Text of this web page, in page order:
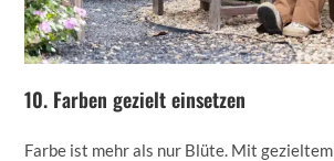
10. Farben gezielt einsetzen
Farbe ist mehr als nur Blüte. Mit